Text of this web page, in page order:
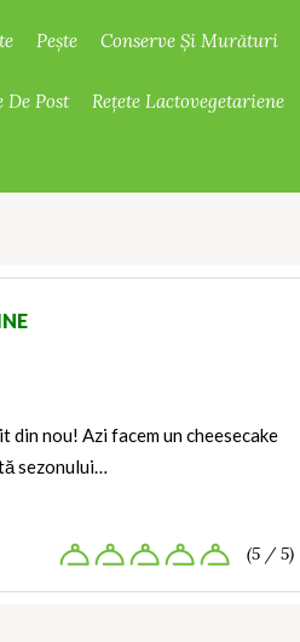
Pește Conserve Și Murături
De Post Rețete Lactovegetariene
din nou! Azi facem un cheesecake
sezonului…
(5 / 5)